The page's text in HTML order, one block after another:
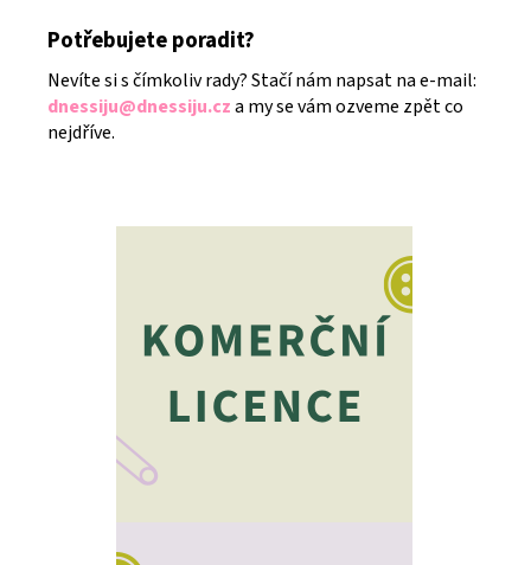
Potřebujete poradit?
Nevíte si s čímkoliv rady? Stačí nám napsat na e-mail:
dnessiju@dnessiju.cza my se vám ozveme zpět co
nejdříve.